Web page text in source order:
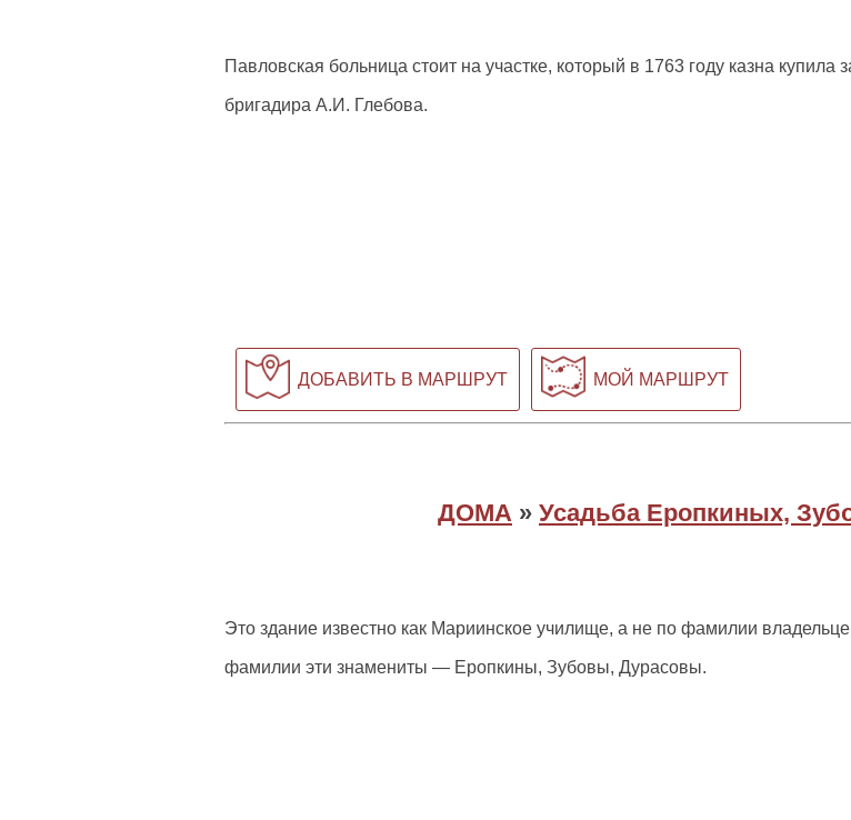
Павловская больница стоит на участке, который в 1763 году казна купила
бригадира А.И. Глебова.
ДОБАВИТЬ В МАРШРУТ МОЙ МАРШРУТ
ДОМА » Усадьба Еропкиных,
Это здание известно как Мариинское училище, а не по фамилии
фамилии эти знамениты — Еропкины, Зубовы, Дурасовы.